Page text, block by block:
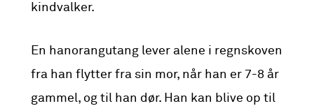
kindvalker.
En hanorangutang lever alene i regnskoven
fra han flytter fra sin mor, når han er 7-8 år
gammel, og til han dør. Han kan blive op til